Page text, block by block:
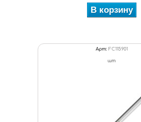
В корзину
Арт: FC115901
шт